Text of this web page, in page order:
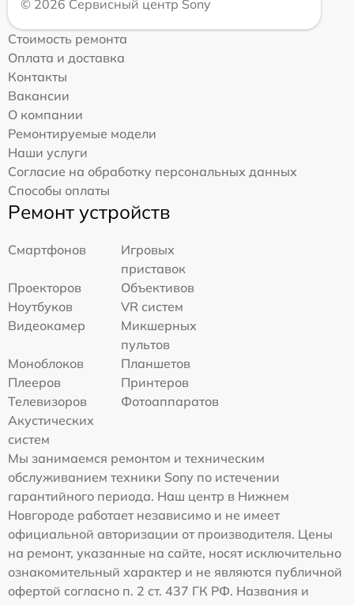
© 2026 Сервисный центр Sony
Стоимость ремонта
Оплата и доставка
Контакты
Вакансии
О компании
Ремонтируемые модели
Наши услуги
Согласие на обработку персональных данных
Способы оплаты
Ремонт устройств
Смартфонов
Игровых
приставок
Проекторов
Объективов
Ноутбуков
VR систем
Видеокамер
Микшерных
пультов
Моноблоков
Планшетов
Плееров
Принтеров
Телевизоров
Фотоаппаратов
Акустических
систем
Мы занимаемся ремонтом и техническим
обслуживанием техники Sony по истечении
гарантийного периода. Наш центр в Нижнем
Новгороде работает независимо и не имеет
официальной авторизации от производителя. Цены
на ремонт, указанные на сайте, носят исключительно
ознакомительный характер и не являются публичной
офертой согласно п. 2 ст. 437 ГК РФ. Названия и